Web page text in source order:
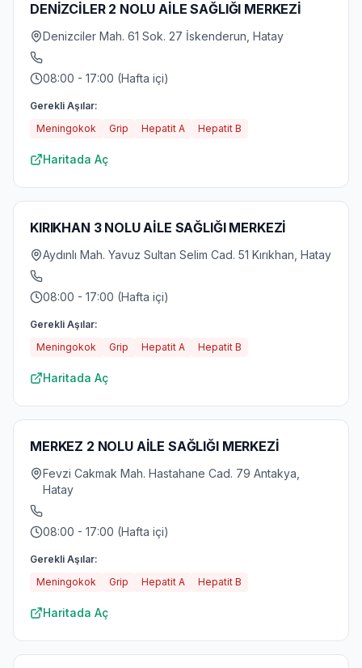
DENİZCİLER 2 NOLU AİLE SAĞLIĞI MERKEZİ
Denizciler Mah. 61 Sok. 27 İskenderun, Hatay
08:00 - 17:00 (Hafta içi)
Gerekli Aşılar:
Meningokok
Grip Hepatit A Hepatit B
Haritada Aç
KIRIKHAN 3 NOLU AİLE SAĞLIĞI MERKEZİ
Aydınlı Mah. Yavuz Sultan Selim Cad. 51 Kırıkhan, Hatay
08:00 - 17:00 (Hafta içi)
Gerekli Aşılar:
Meningokok
Grip Hepatit A Hepatit B
Haritada Aç
MERKEZ 2 NOLU AİLE SAĞLIĞI MERKEZİ
Fevzi Cakmak Mah. Hastahane Cad. 79 Antakya,
Hatay
08:00 - 17:00 (Hafta içi)
Gerekli Aşılar:
Meningokok
Grip Hepatit A Hepatit B
Haritada Aç